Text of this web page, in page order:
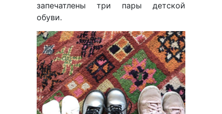
запечатлены три пары детской
обуви.